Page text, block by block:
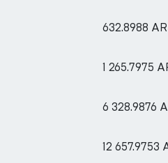
632.8988
1 265.7975
6 328.9876
12 657.9753